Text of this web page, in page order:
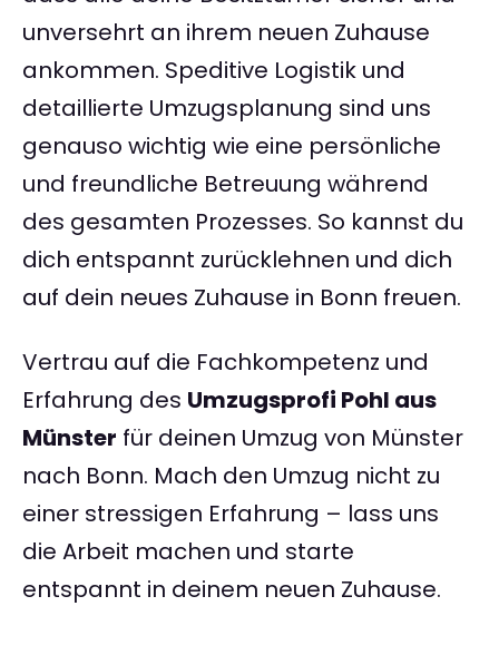
unversehrt an ihrem neuen Zuhause
ankommen. Speditive Logistik und
detaillierte Umzugsplanung sind uns
genauso wichtig wie eine persönliche
und freundliche Betreuung während
des gesamten Prozesses. So kannst du
dich entspannt zurücklehnen und dich
auf dein neues Zuhause in Bonn freuen.
Vertrau auf die Fachkompetenz und
Erfahrung des Umzugsprofi Pohl aus
Münster für deinen Umzug von Münster
nach Bonn. Mach den Umzug nicht zu
einer stressigen Erfahrung – lass uns
die Arbeit machen und starte
entspannt in deinem neuen Zuhause.